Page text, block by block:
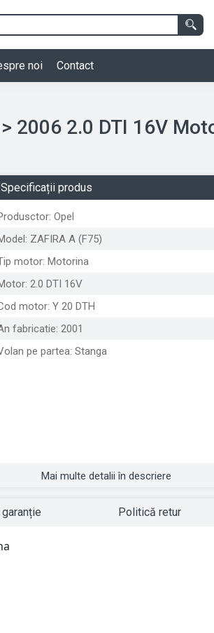
noi Contact
Dezmembrari Opel ZAFIRA A (F75) 1999 > 2006 2.0 DTI
Specificații produs
Opel
ZAFIRA A (F75)
motor: Motorina
2.0 DTI 16V
motor: Y 20 DTH
fabricatie: 2001
pe partea: Stanga
Mai multe detalii în descriere
Politică retur